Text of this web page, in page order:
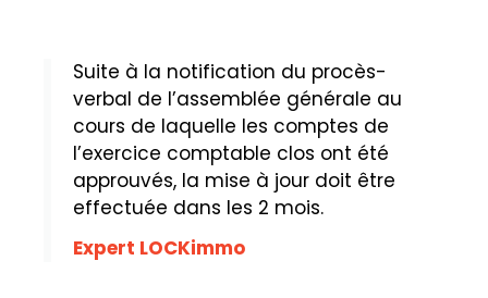
Suite à la notification du procès-
verbal de l’assemblée générale au
cours de laquelle les comptes de
l’exercice comptable clos ont été
approuvés, la mise à jour doit être
effectuée dans les 2 mois.
Expert LOCKimmo